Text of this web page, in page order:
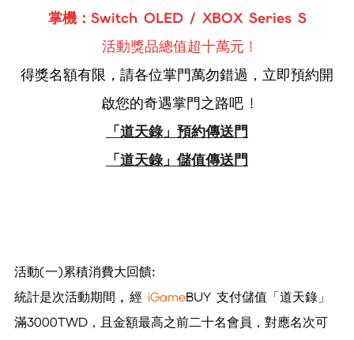
掌機： Switch OLED / XBOX Series S
活動獎品總值超十萬元 !
得獎名額有限 ， 請各位掌門萬勿錯過，立即預約開
啟您的奇遇掌門之路吧 !
「道天錄」預約傳送門
「道天錄」儲值傳送門
活動(一)累積消費大回饋:
統計是次活動期間 , 經 iGameBUY 支付儲值「道天錄」
滿3000TWD，且金額最高之前二十名會員，對應名次可